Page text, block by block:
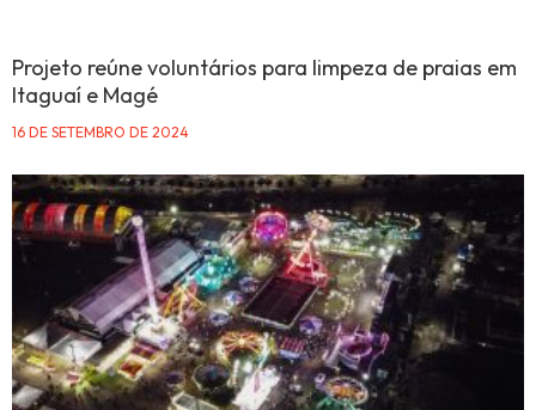
Projeto reúne voluntários para limpeza de praias em
Itaguaí e Magé
16 DE SETEMBRO DE 2024